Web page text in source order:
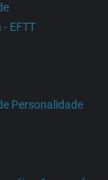
EFTT
Personalidade